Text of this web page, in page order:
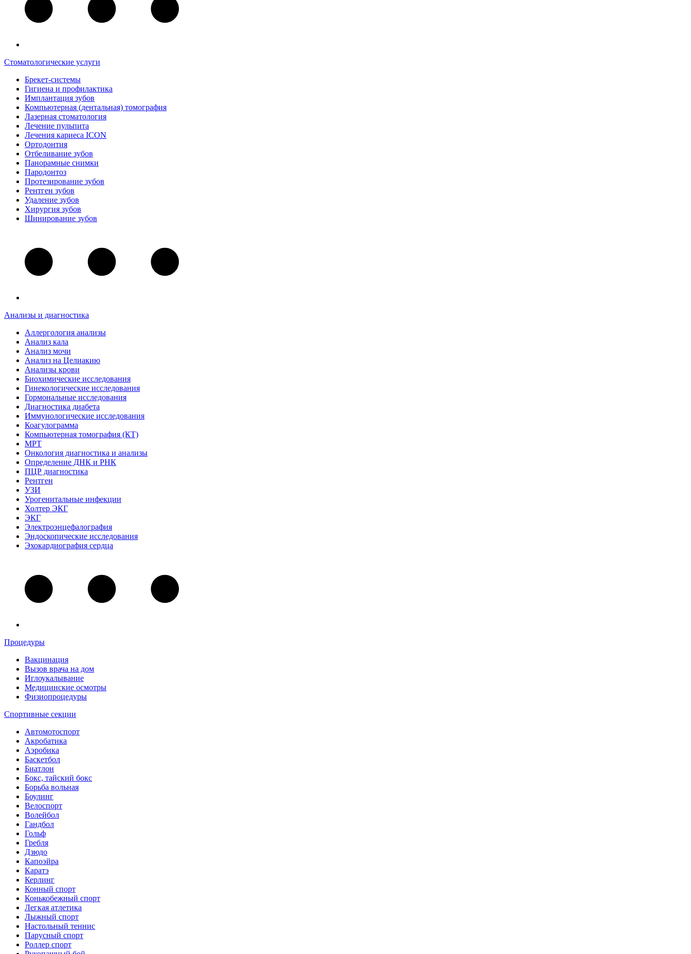
Стоматологические услуги
Брекет-системы
Гигиена и профилактика
Имплантация зубов
Компьютерная (дентальная) томография
Лазерная стоматология
Лечение пульпита
Лечения кариеса ICON
Ортодонтия
Отбеливание зубов
Панорамные снимки
Пародонтоз
Протезирование зубов
Рентген зубов
Удаление зубов
Хирургия зубов
Шинирование зубов
Анализы и диагностика
Аллергология анализы
Анализ кала
Анализ мочи
Анализ на Целиакию
Анализы крови
Биохимические исследования
Гинекологические исследования
Гормональные исследования
Диагностика диабета
Иммунологические исследования
Коагулограмма
Компьютерная томография (КТ)
МРТ
Онкология диагностика и анализы
Определение ДНК и РНК
ПЦР диагностика
Рентген
УЗИ
Урогенитальные инфекции
Холтер ЭКГ
ЭКГ
Электроэнцефалография
Эндоскопические исследования
Эхокардиография сердца
Процедуры
Вакцинация
Вызов врача на дом
Иглоукалывание
Медицинские осмотры
Физиопроцедуры
Спортивные секции
Автомотоспорт
Акробатика
Аэробика
Баскетбол
Биатлон
Бокс, тайский бокс
Борьба вольная
Боулинг
Велоспорт
Волейбол
Гандбол
Гольф
Гребля
Дзюдо
Капоэйра
Каратэ
Керлинг
Конный спорт
Конькобежный спорт
Легкая атлетика
Лыжный спорт
Настольный теннис
Парусный спорт
Роллер спорт